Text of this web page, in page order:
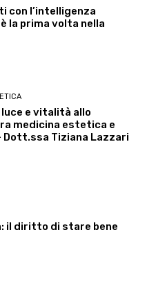
con l’intelligenza
la prima volta nella
e vitalità allo
medicina estetica e
Dott.ssa Tiziana Lazzari
il diritto di stare bene